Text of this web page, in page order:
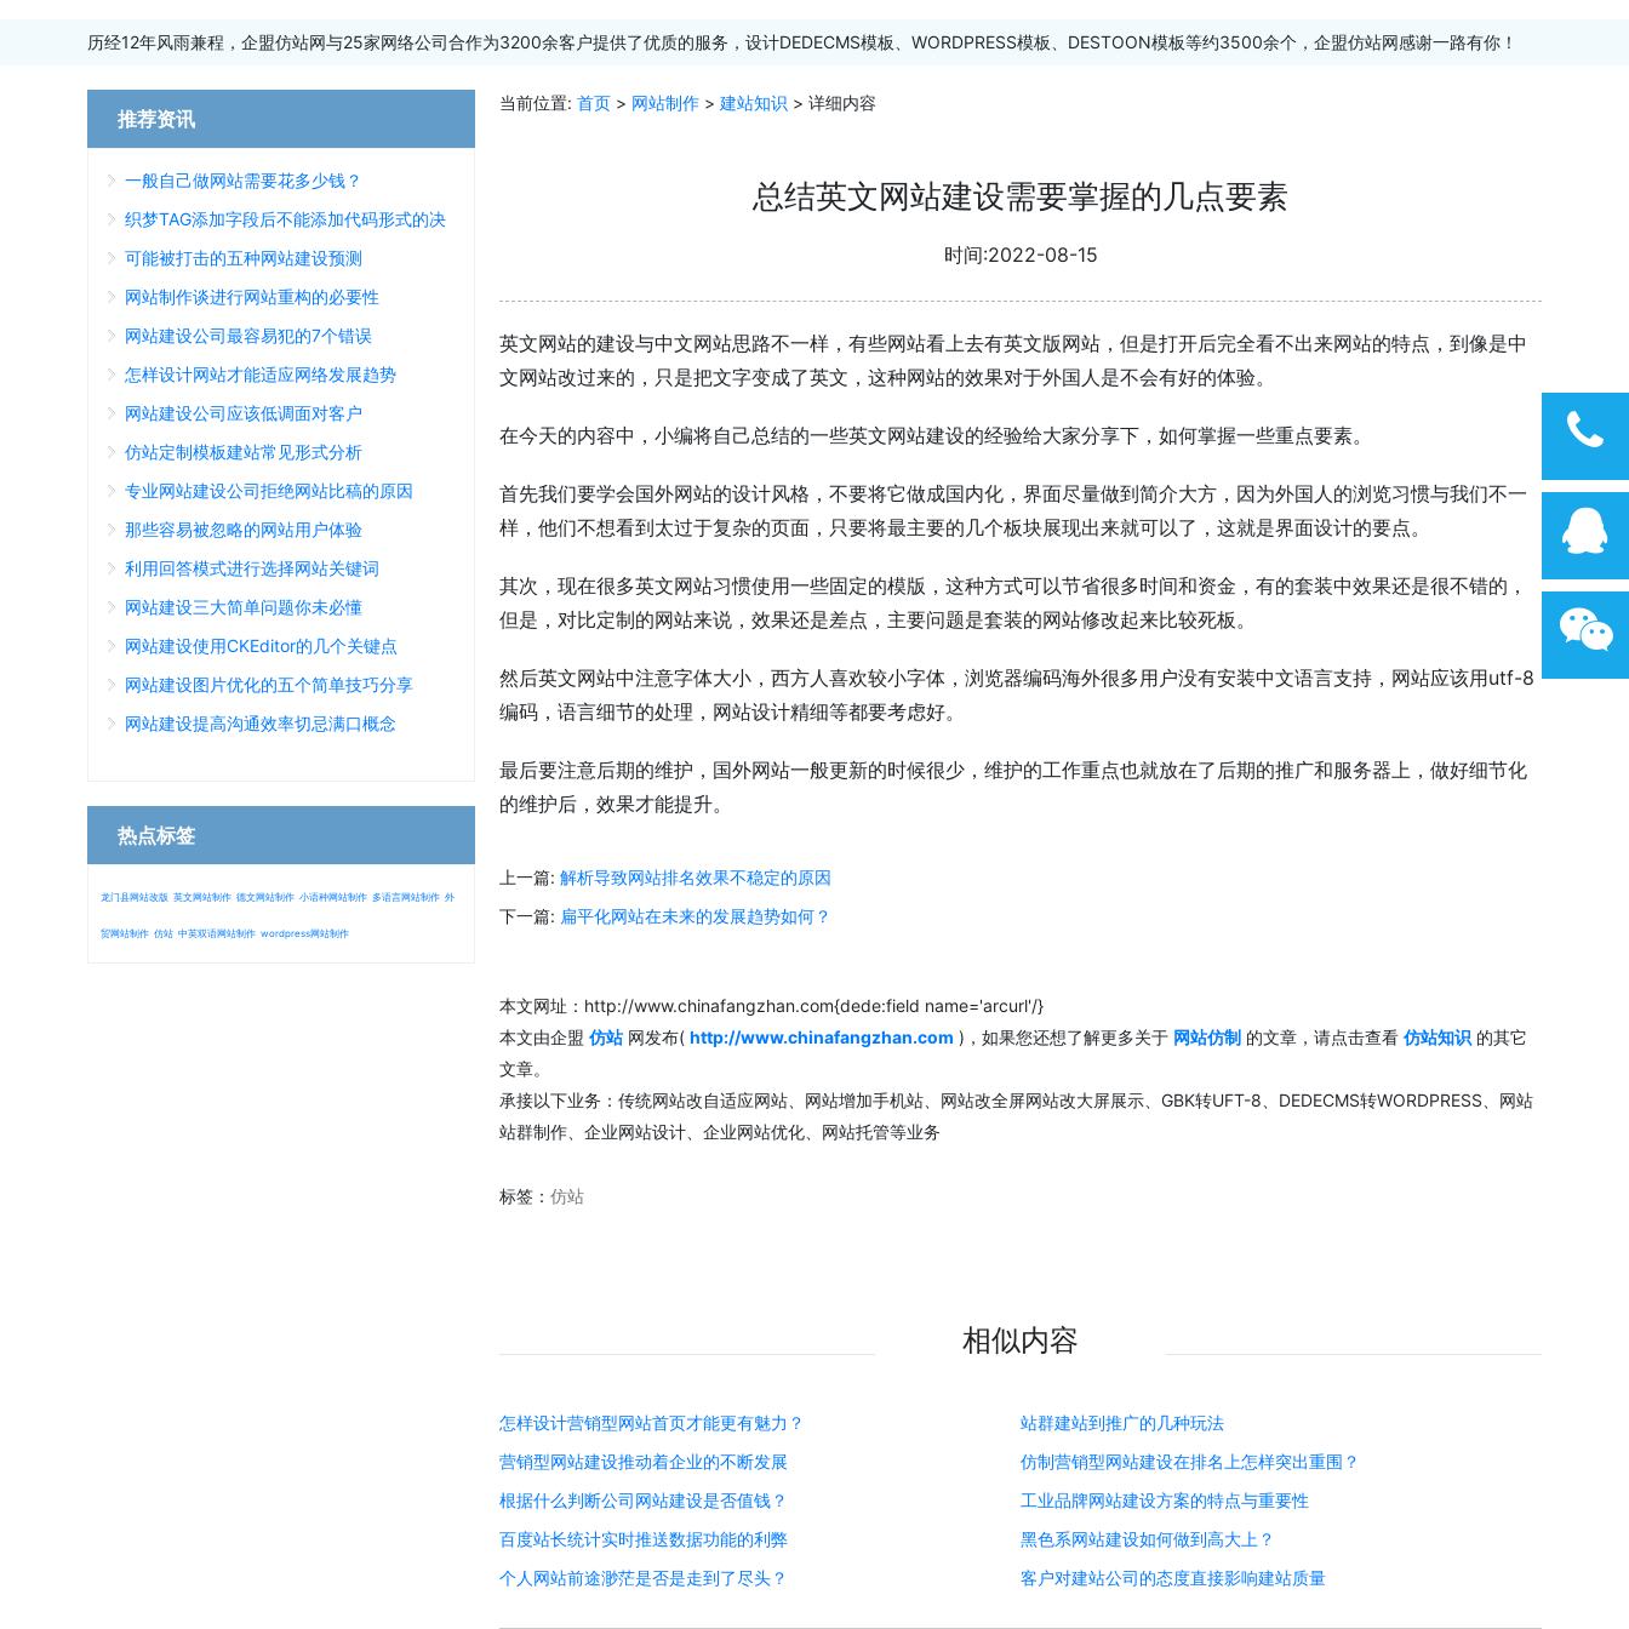
历经12年风雨兼程，企盟仿站网与25家网络公司合作为3200余客户提供了优质的服务，设计DEDECMS模板、WORDPRESS模板、DESTOON模板等约3500余个，企盟仿站网感谢一路有你！
当前位置: 首页 > 网站制作 > 建站知识 > 详细内容
总结英文网站建设需要掌握的几点要素
时间:2022-08-15
英文网站的建设与中文网站思路不一样，有些网站看上去有英文版网站，但是打开后完全看不出来网站的特点，到像是中
文网站改过来的，只是把文字变成了英文，这种网站的效果对于外国人是不会有好的体验。
在今天的内容中，小编将自己总结的一些英文网站建设的经验给大家分享下，如何掌握一些重点要素。
首先我们要学会国外网站的设计风格，不要将它做成国内化，界面尽量做到简介大方，因为外国人的浏览习惯与我们不一
样，他们不想看到太过于复杂的页面，只要将最主要的几个板块展现出来就可以了，这就是界面设计的要点。
其次，现在很多英文网站习惯使用一些固定的模版，这种方式可以节省很多时间和资金，有的套装中效果还是很不错的，
但是，对比定制的网站来说，效果还是差点，主要问题是套装的网站修改起来比较死板。
然后英文网站中注意字体大小，西方人喜欢较小字体，浏览器编码海外很多用户没有安装中文语言支持，网站应该用utf-8
编码，语言细节的处理，网站设计精细等都要考虑好。
最后要注意后期的维护，国外网站一般更新的时候很少，维护的工作重点也就放在了后期的推广和服务器上，做好细节化
的维护后，效果才能提升。
上一篇: 解析导致网站排名效果不稳定的原因
下一篇: 扁平化网站在未来的发展趋势如何？
本文网址：http://www.chinafangzhan.com{dede:field name='arcurl'/}
本文由企盟 仿站 网发布( http://www.chinafangzhan.com )，如果您还想了解更多关于 网站仿制 的文章，请点击查看 仿站知识 的其它
文章。
承接以下业务：传统网站改自适应网站、网站增加手机站、网站改全屏网站改大屏展示、GBK转UFT-8、DEDECMS转WORDPRESS、网站
站群制作、企业网站设计、企业网站优化、网站托管等业务
标签： 仿站
相似内容
怎样设计营销型网站首页才能更有魅力？
站群建站到推广的几种玩法
营销型网站建设推动着企业的不断发展
仿制营销型网站建设在排名上怎样突出重围？
根据什么判断公司网站建设是否值钱？
工业品牌网站建设方案的特点与重要性
百度站长统计实时推送数据功能的利弊
黑色系网站建设如何做到高大上？
个人网站前途渺茫是否是走到了尽头？
客户对建站公司的态度直接影响建站质量
推荐资讯
一般自己做网站需要花多少钱？
织梦TAG添加字段后不能添加代码形式的决
绝方案
可能被打击的五种网站建设预测
网站制作谈进行网站重构的必要性
网站建设公司最容易犯的7个错误
怎样设计网站才能适应网络发展趋势
网站建设公司应该低调面对客户
仿站定制模板建站常见形式分析
专业网站建设公司拒绝网站比稿的原因
那些容易被忽略的网站用户体验
利用回答模式进行选择网站关键词
网站建设三大简单问题你未必懂
网站建设使用CKEditor的几个关键点
网站建设图片优化的五个简单技巧分享
网站建设提高沟通效率切忌满口概念
热点标签
龙门县网站改版 英文网站制作 德文网站制作 小语种网站制作 多语言网站制作 外
贸网站制作 仿站 中英双语网站制作 wordpress网站制作